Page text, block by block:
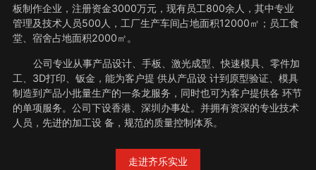
板制作企业，注册资金3000万元，现有员工800余人，其中专业
管理及技术人员500人，工厂生产车间占地面积12000㎡；员工食
堂、宿舍占地面积2000㎡。
公司专业从事产品设计、手板、激光成型、快速模具、零件加
工、3D打印、钣金，能为客户提 供从产品设 计到原型验证、模具
制造到产品小批量生产的一条龙服务，同时也可为客户提供各 环节
的单项服务。公司下设香港、深圳办事处。并拥有资深的专业技术
人员，先进的加工设 备，规范的质量控制体系。
走进齐乐实业